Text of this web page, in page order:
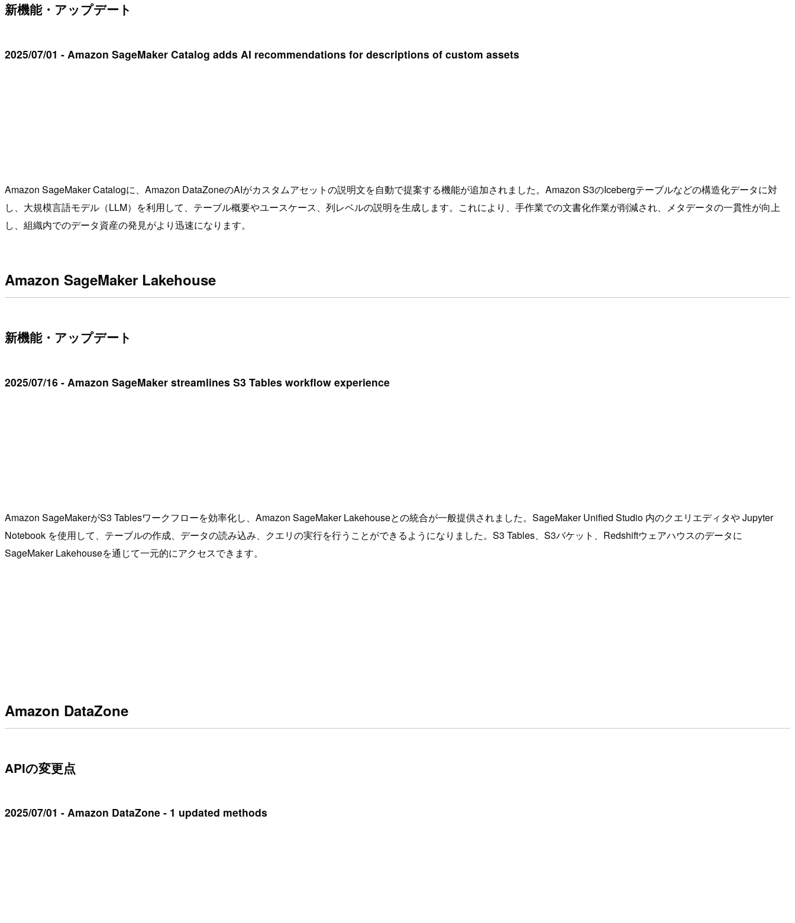
新機能・アップデート
2025/07/01 - Amazon SageMaker Catalog adds AI recommendations for descriptions of custom assets
Amazon SageMaker Catalogに、Amazon DataZoneのAIがカスタムアセットの説明文を自動で提案する機能が追加されました。Amazon S3のIcebergテーブルなどの構造化データに対
し、大規模言語モデル（LLM）を利用して、テーブル概要やユースケース、列レベルの説明を生成します。これにより、手作業での文書化作業が削減され、メタデータの一貫性が向上
し、組織内でのデータ資産の発見がより迅速になります。
Amazon SageMaker Lakehouse
新機能・アップデート
2025/07/16 - Amazon SageMaker streamlines S3 Tables workflow experience
Amazon SageMakerがS3 Tablesワークフローを効率化し、Amazon SageMaker Lakehouseとの統合が一般提供されました。SageMaker Unified Studio 内のクエリエディタや Jupyter
Notebook を使用して、テーブルの作成、データの読み込み、クエリの実行を行うことができるようになりました。S3 Tables、S3バケット、Redshiftウェアハウスのデータに
SageMaker Lakehouseを通じて一元的にアクセスできます。
Amazon DataZone
APIの変更点
2025/07/01 - Amazon DataZone - 1 updated methods